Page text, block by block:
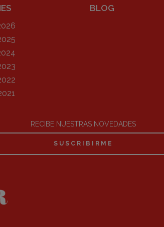
BLOG
RECIBE NUESTRAS NOVEDADES
SUSCRIBIRME